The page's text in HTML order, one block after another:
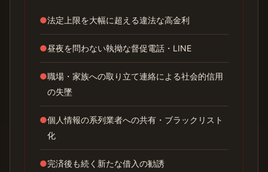
●法定上限を大幅に超える違法な高金利
●昼夜を問わない執拗な督促電話・LINE
●職場・家族への取り立て連絡による社会的信用
の失墜
●個人情報の系列業者への共有・ブラックリスト
化
●完済後も続く新たな借入の勧誘